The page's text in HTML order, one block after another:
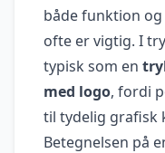
både funktion
ofte er vigtig. I
typisk som en
med logo, fordi
til tydelig grafisk
Betegnelsen på